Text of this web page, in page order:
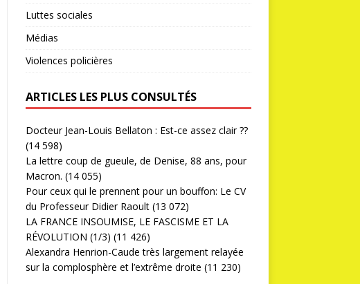
Luttes sociales
Médias
Violences policières
ARTICLES LES PLUS CONSULTÉS
Docteur Jean-Louis Bellaton : Est-ce assez clair ??
(14 598)
La lettre coup de gueule, de Denise, 88 ans, pour
Macron. (14 055)
Pour ceux qui le prennent pour un bouffon: Le CV
du Professeur Didier Raoult (13 072)
LA FRANCE INSOUMISE, LE FASCISME ET LA
RÉVOLUTION (1/3) (11 426)
Alexandra Henrion-Caude très largement relayée
sur la complosphère et l’extrême droite (11 230)